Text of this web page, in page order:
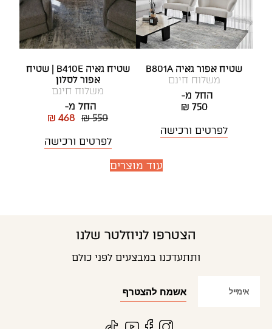
שטיח אפור גאיה B801A
משלוח חינם
החל מ-
₪ 750
לפרטים ורכישה
שטיח גאיה B410E | שטיח
אפור לסלון
משלוח חינם
החל מ-
₪ 550
₪ 468
לפרטים ורכישה
עוד מוצרים
הצטרפו לניוזלטר שלנו
ותתעדכנו במבצעים לפני כולם